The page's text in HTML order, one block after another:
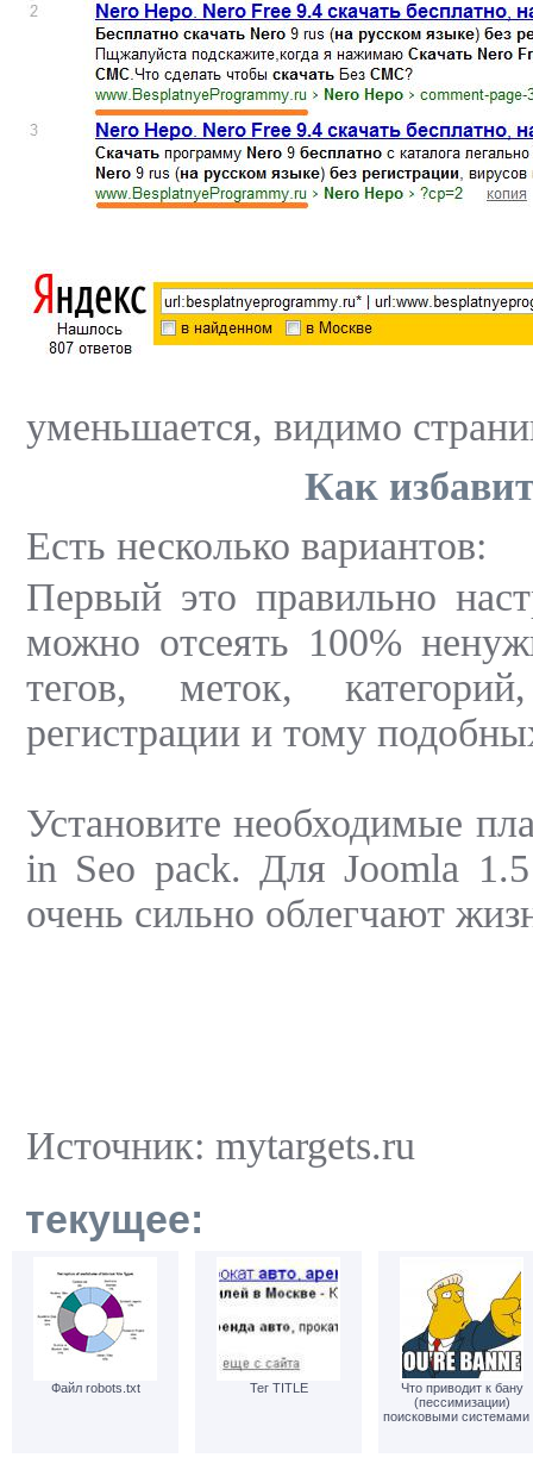
уменьшается, видимо
Как
Есть несколько вариантов:
Первый это правильно
можно отсеять 100%
тегов, меток,
регистрации и тому
Установите необходимые
in Seo pack. Для Joomla
очень сильно облегчают
Источник: mytargets.ru
текущее:
Файл robots.txt Тег TITLE
Что приводит к бану
(пессимизации)
поисковыми системами